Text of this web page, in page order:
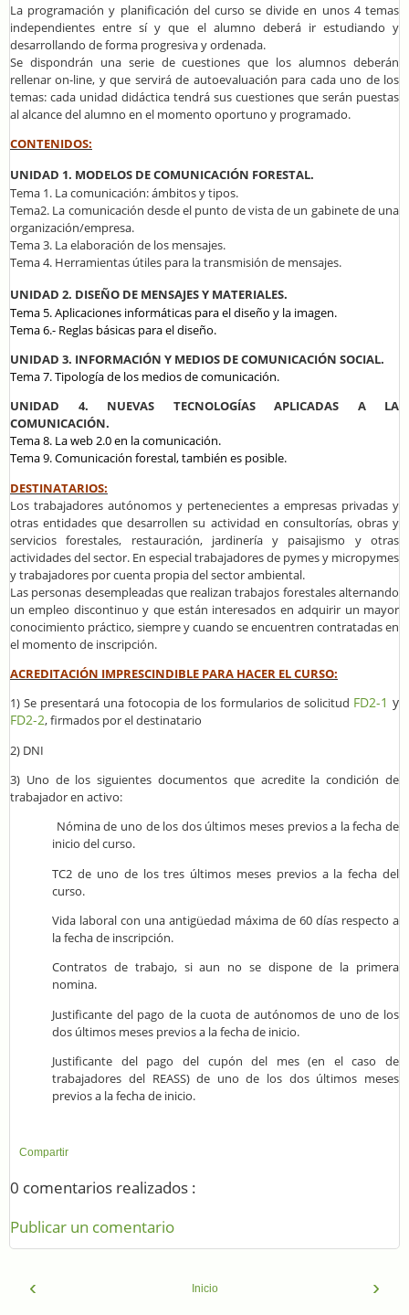
La programación y planificación del curso se divide en unos 4 temas
independientes entre sí y que el alumno deberá ir estudiando y
desarrollando de forma progresiva y ordenada.
Se dispondrán una serie de cuestiones que los alumnos deberán
rellenar on-line, y que servirá de autoevaluación para cada uno de los
temas: cada unidad didáctica tendrá sus cuestiones que serán puestas
al alcance del alumno en el momento oportuno y programado.
CONTENIDOS:
UNIDAD 1. MODELOS DE COMUNICACIÓN FORESTAL.
Tema 1. La comunicación: ámbitos y tipos.
Tema2. La comunicación desde el punto de vista de un gabinete de una
organización/empresa.
Tema 3. La elaboración de los mensajes.
Tema 4. Herramientas útiles para la transmisión de mensajes.
UNIDAD 2. DISEÑO DE MENSAJES Y MATERIALES.
Tema 5. Aplicaciones informáticas para el diseño y la imagen.
Tema 6.- Reglas básicas para el diseño.
UNIDAD 3. INFORMACIÓN Y MEDIOS DE COMUNICACIÓN SOCIAL.
Tema 7. Tipología de los medios de comunicación.
UNIDAD 4. NUEVAS TECNOLOGÍAS APLICADAS A LA
COMUNICACIÓN.
Tema 8. La web 2.0 en la comunicación.
Tema 9. Comunicación forestal, también es posible.
DESTINATARIOS:
Los trabajadores autónomos y pertenecientes a empresas privadas y
otras entidades que desarrollen su actividad en consultorías, obras y
servicios forestales, restauración, jardinería y paisajismo y otras
actividades del sector. En especial trabajadores de pymes y micropymes
y trabajadores por cuenta propia del sector ambiental.
Las personas desempleadas que realizan trabajos forestales alternando
un empleo discontinuo y que están interesados en adquirir un mayor
conocimiento práctico, siempre y cuando se encuentren contratadas en
el momento de inscripción.
ACREDITACIÓN IMPRESCINDIBLE PARA HACER EL CURSO:
1) Se presentará una fotocopia de los formularios de solicitud FD2-1 y
FD2-2, firmados por el destinatario
2) DNI
3) Uno de los siguientes documentos que acredite la condición de
trabajador en activo:
Nómina de uno de los dos últimos meses previos a la fecha de
inicio del curso.
TC2 de uno de los tres últimos meses previos a la fecha del
curso.
Vida laboral con una antigüedad máxima de 60 días respecto a
la fecha de inscripción.
Contratos de trabajo, si aun no se dispone de la primera
nomina.
Justificante del pago de la cuota de autónomos de uno de los
dos últimos meses previos a la fecha de inicio.
Justificante del pago del cupón del mes (en el caso de
trabajadores del REASS) de uno de los dos últimos meses
previos a la fecha de inicio.
Compartir
0 comentarios realizados :
Publicar un comentario
‹ ›
Inicio